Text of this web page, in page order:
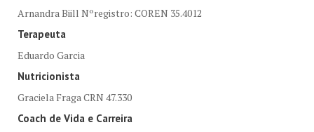
Arnandra Biill Nºregistro: COREN 35.4012
Terapeuta
Eduardo Garcia
Nutricionista
Graciela Fraga CRN 47.330
Coach de Vida e Carreira